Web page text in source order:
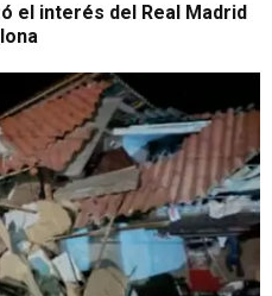
el interés del Real Madrid